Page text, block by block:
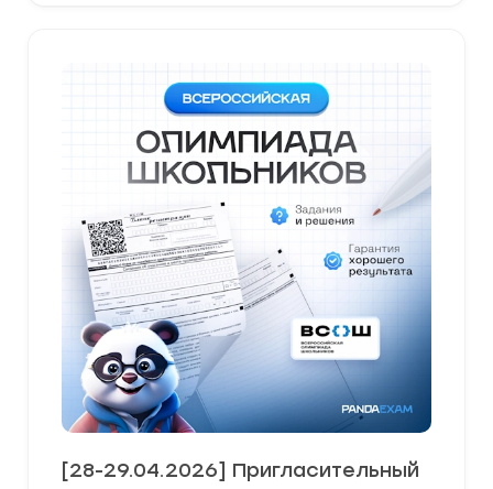
[28-29.04.2026] Пригласительный